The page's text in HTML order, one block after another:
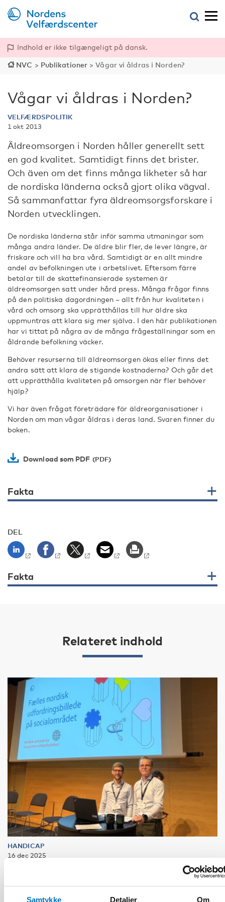
Samtykke Detaljer Om
Indhold er ikke tilgængeligt på dansk.
NVC > Publikationer >Vågar vi åldras i Norden?
Vågar vi åldras i Norden?
VELFÆRDSPOLITIK
1 okt 2013
Äldreomsorgen i Norden håller generellt sett
en god kvalitet. Samtidigt finns det brister.
Och även om det finns många likheter så har
de nordiska länderna också gjort olika vägval.
Så sammanfattar fyra äldreomsorgsforskare i
Norden utvecklingen.
De nordiska länderna står inför samma utmaningar som
många andra länder. De äldre blir fler, de lever längre, är
friskare och vill ha bra vård. Samtidigt är en allt mindre
andel av befolkningen ute i arbetslivet. Eftersom färre
betalar till de skattefinansierade systemen är
äldreomsorgen satt under hård press. Många frågor finns
på den politiska dagordningen – allt från hur kvaliteten i
vård och omsorg ska upprätthållas till hur äldre ska
uppmuntras att klara sig mer själva. I den här publikationen
har vi tittat på några av de många frågeställningar som en
åldrande befolkning väcker.
Behöver resurserna till äldreomsorgen ökas eller finns det
andra sätt att klara de stigande kostnaderna? Och går det
att upprätthålla kvaliteten på omsorgen när fler behöver
hjälp?
Vi har även frågat företrädare för äldreorganisationer i
Norden om man vågar åldras i deras land. Svaren finner du
boken.
Download som PDF
Fakta
DEL
Fakta
Relateret indhold
HANDICAP
16 dec 2025